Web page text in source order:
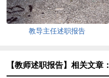
教导主任述职报告
【教师述职报告】相关文章：